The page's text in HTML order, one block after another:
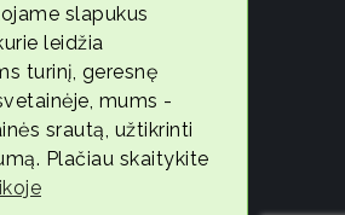
slapukus
leidžia
turinį, geresnę
mums -
srautą, užtikrinti
Plačiau skaitykite